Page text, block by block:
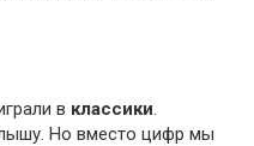
в классики.
Но вместо цифр мы